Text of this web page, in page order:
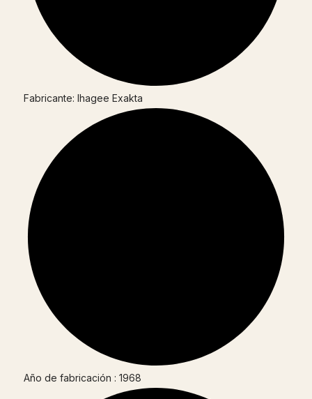
Fabricante: Ihagee Exakta
Año de fabricación : 1968